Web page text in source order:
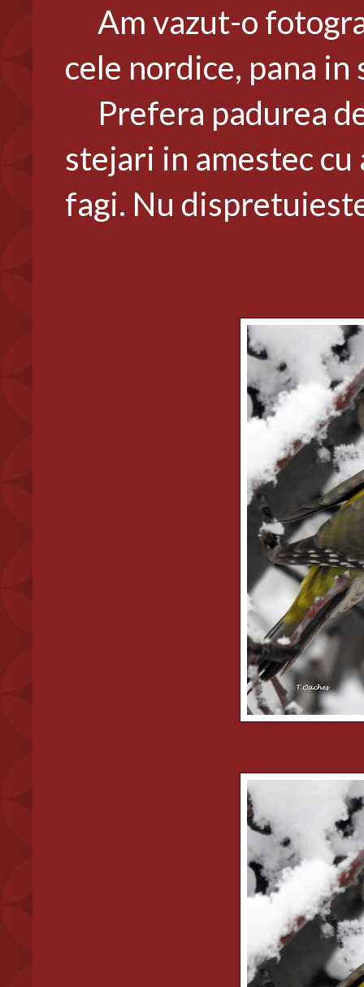
Am vazut-o
cele nordice, pana
Prefera padurea
stejari in amestec
fagi. Nu